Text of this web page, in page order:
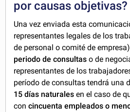
por causas objetivas?
Una vez enviada esta
representantes legales de los
de personal o comité de
periodo de consultas o de
representantes de los
período de consultas tendrá una
15 días naturales en el caso de
con cincuenta empleados o